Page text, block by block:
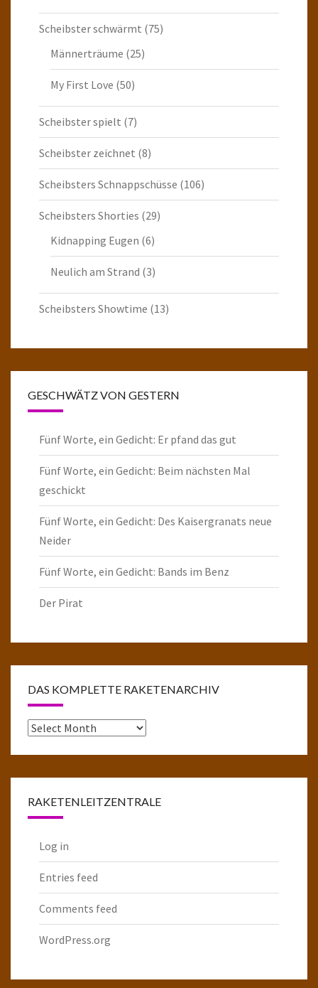
Scheibster schwärmt (75)
Männerträume (25)
My First Love (50)
Scheibster spielt (7)
Scheibster zeichnet (8)
Scheibsters Schnappschüsse (106)
Scheibsters Shorties (29)
Kidnapping Eugen (6)
Neulich am Strand (3)
Scheibsters Showtime (13)
GESCHWÄTZ VON GESTERN
Fünf Worte, ein Gedicht: Er pfand das gut
Fünf Worte, ein Gedicht: Beim nächsten Mal
geschickt
Fünf Worte, ein Gedicht: Des Kaisergranats neue
Neider
Fünf Worte, ein Gedicht: Bands im Benz
Der Pirat
DAS KOMPLETTE RAKETENARCHIV
Das
RAKETENLEITZENTRALE
Log in
Entries feed
Comments feed
WordPress.org